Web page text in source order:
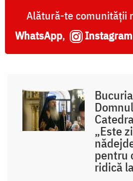
Alătură-te comunității
WhatsApp, Instagram
„Este
pentru
ridică